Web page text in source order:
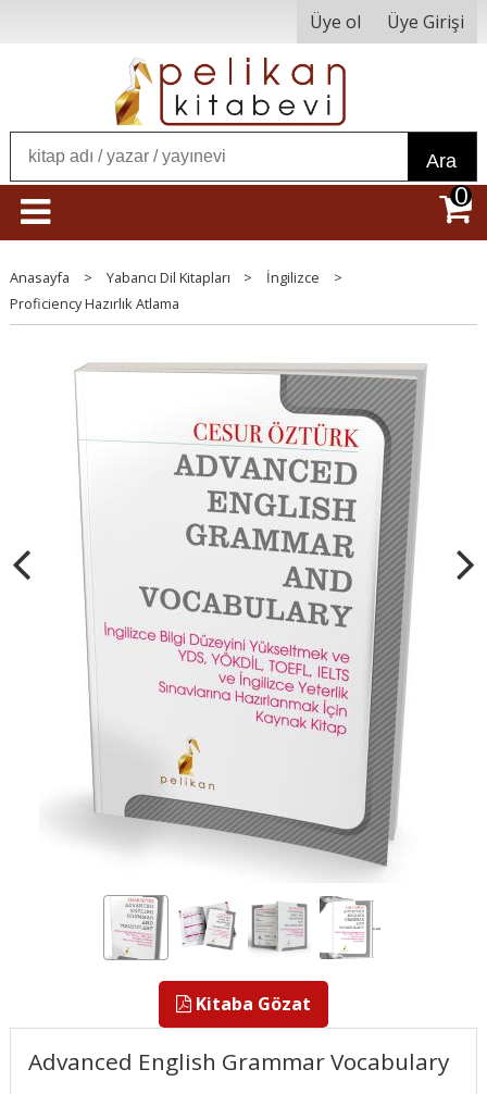
Üye ol Üye Girişi
Ara
0
Anasayfa > Yabancı Dil Kitapları > İngilizce
>
Proficiency Hazırlık Atlama
Kitaba Gözat
Advanced English Grammar Vocabulary